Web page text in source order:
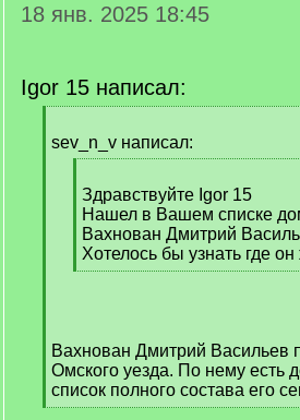
18 янв. 2025 18:45
Igor 15 написал:
q
sev_n_v написал:
q
]
Здравствуйте Igor 15
Нашел в Вашем списке
Вахнован Дмитрий
Хотелось бы узнать где
[
Вахнован Дмитрий Васильев
Омского уезда. По нему есть
список полного состава его
[